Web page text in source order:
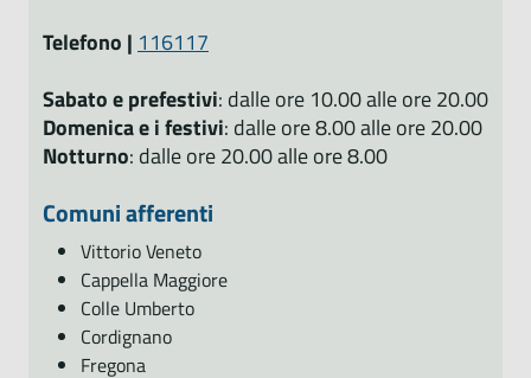
Telefono | 116117
Sabato e prefestivi: dalle ore 10.00 alle ore 20.00
Domenica e i festivi: dalle ore 8.00 alle ore 20.00
Notturno: dalle ore 20.00 alle ore 8.00
Comuni afferenti
Vittorio Veneto
Cappella Maggiore
Colle Umberto
Cordignano
Fregona